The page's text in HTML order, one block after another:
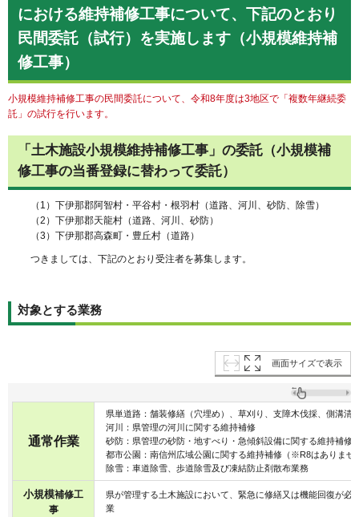
における維持補修工事について、下記のとおり
民間委託（試行）を実施します（小規模維持補
修工事）
小規模維持補修工事の民間委託について、令和8年度は3地区で「複数年継続委
託」の試行を行います。
「土木施設小規模維持補修工事」の委託（小規模補
修工事の当番登録に替わって委託）
（1）下伊那郡阿智村・平谷村・根羽村（道路、河川、砂防、除雪）
（2）下伊那郡天龍村（道路、河川、砂防）
（3）下伊那郡高森町・豊丘村（道路）
つきましては、下記のとおり受注者を募集します。
対象とする業務
画面サイズで表示
通常作業
県単道路：舗装修繕（穴埋め）、草刈り、支障木伐採、側溝清
河川：県管理の河川に関する維持補修
砂防：県管理の砂防・地すべり・急傾斜設備に関する維持補修
都市公園：南信州広域公園に関する維持補修（※R8はありませ
除雪：車道除雪、歩道除雪及び凍結防止剤散布業務
小規模補修工
事
県が管理する土木施設において、緊急に修繕又は機能回復が必
業